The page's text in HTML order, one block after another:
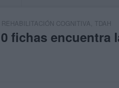
REHABILITACIÓN COGNITIVA TDAH
fichas encuentra